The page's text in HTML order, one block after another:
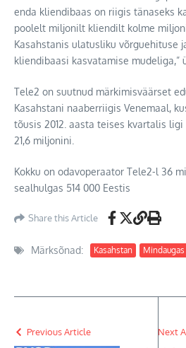
enda kliendibaas on riigis tänaseks
poolelt miljonilt kliendilt kolme
Kasahstanis ulatusliku võrguehituse
kliendibaasi kasvatamise mudeliga,”
Tele2 on suutnud märkimisväärset
Kasahstani naaberriigis Venemaal,
tõusis 2012. aasta teises kvartalis
21,6 miljonini.
Kokku on odavoperaator Tele2-l 36
sealhulgas 514 000 Eestis
Share this Article
Märksõnad: Kasahstan
Previous Article Next